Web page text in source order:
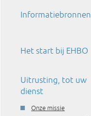
Informatiebronnen
Het start bij EHBO
Uitrusting, tot uw
dienst
Onze missie